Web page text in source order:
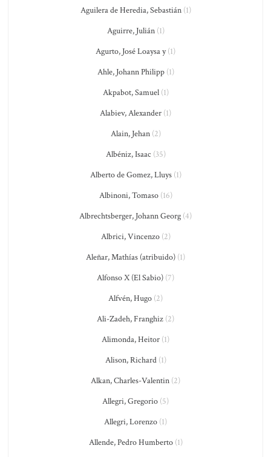
Aguilera de Heredia, Sebastián(1)
Aguirre, Julián(1)
Agurto, José Loaysa y(1)
Ahle, Johann Philipp(1)
Akpabot, Samuel(1)
Alabiev, Alexander (1)
Alain, Jehan(2)
Albéniz, Isaac (35)
Alberto de Gomez, Lluys(1)
Albinoni, Tomaso(16)
Albrechtsberger, Johann Georg (4)
Albrici, Vincenzo(2)
Aleñar, Mathías (atribuido) (1)
Alfonso X (El Sabio) (7)
Alfvén, Hugo (2)
Ali-Zadeh, Franghiz (2)
Alimonda, Heitor (1)
Alison, Richard(1)
Alkan, Charles-Valentin (2)
Allegri, Gregorio (5)
Allegri, Lorenzo (1)
Allende, Pedro Humberto(1)